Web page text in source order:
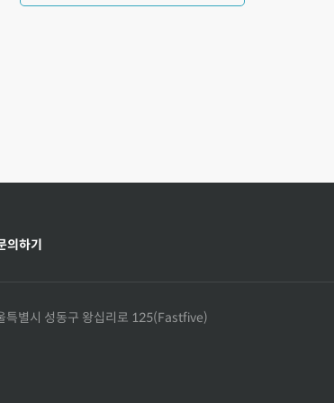
의하기
특별시 성동구 왕십리로 125(Fastfive)